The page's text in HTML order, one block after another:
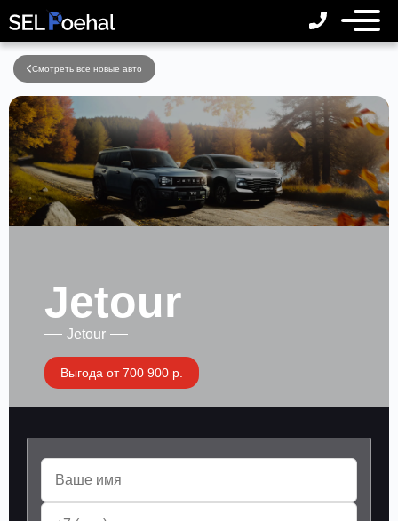
Смотреть все новые авто
Jetour
Jetour
Выгода от 700 900 р.